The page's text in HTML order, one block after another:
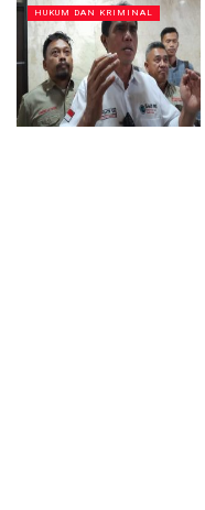
HUKUM DAN KRIMINAL